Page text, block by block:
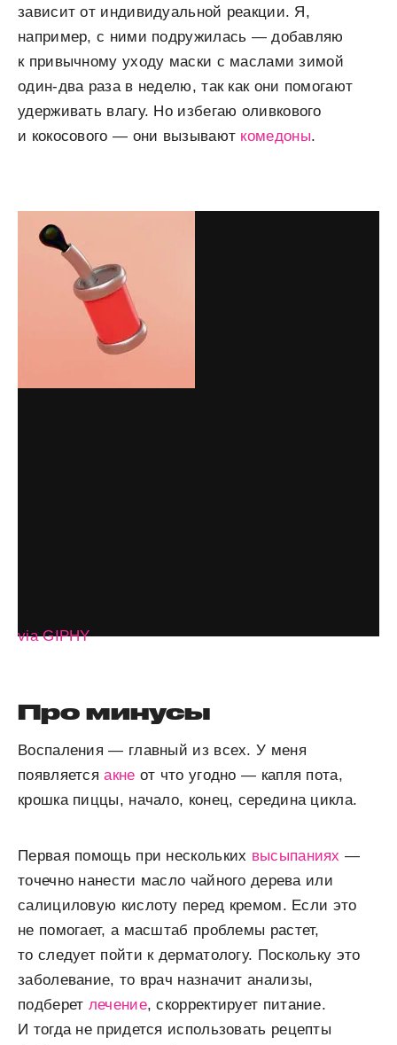
зависит от индивидуальной реакции. Я,
например, с ними подружилась — добавляю
к привычному уходу маски с маслами зимой
один-два раза в неделю, так как они помогают
удерживать влагу. Но избегаю оливкового
и кокосового — они вызывают комедоны.
via GIPHY
Про минусы
Воспаления — главный из всех. У меня
появляетсяакне от что угодно — капля пота,
крошка пиццы, начало, конец, середина цикла.
Первая помощь при нескольких высыпаниях —
точечно нанести масло чайного дерева или
салициловую кислоту перед кремом. Если это
не помогает, а масштаб проблемы растет,
то следует пойти к дерматологу. Поскольку это
заболевание, то врач назначит анализы,
подберет лечение, скорректирует питание.
И тогда не придется использовать рецепты